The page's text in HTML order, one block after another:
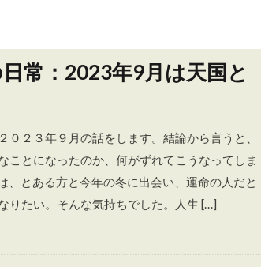
常：2023年9月は天国と
２３年９月の話をします。結論から言うと、
ことになったのか、何がずれてこうなってしま
とある方と今年の冬に出会い、運命の人だと
りたい。そんな気持ちでした。人生 […]